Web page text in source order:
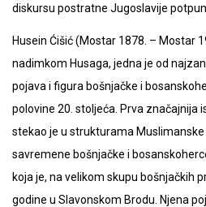
diskursu postratne Jugoslavije
Husein Ćišić (Mostar 1878. – Mostar
nadimkom Husaga, jedna je od
pojava i figura bošnjačke i
polovine 20. stoljeća. Prva značajnija
stekao je u strukturama
savremene bošnjačke i
koja je, na velikom skupu bošnjačkih
godine u Slavonskom Brodu. Njena